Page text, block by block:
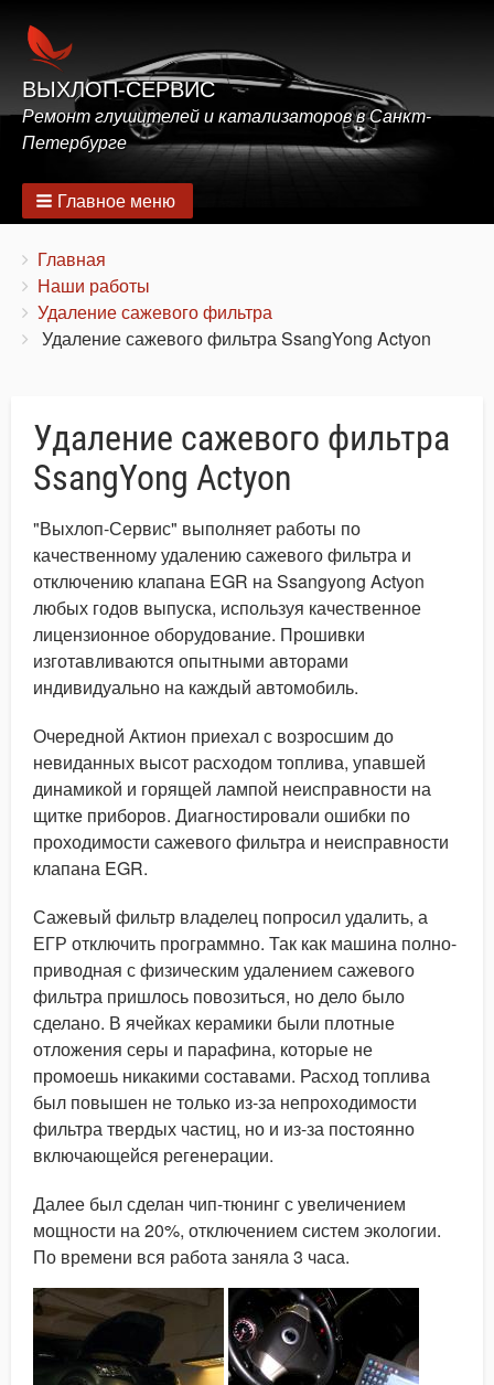
ВЫХЛОП-СЕРВИС
Ремонт глушителей и катализаторов в Санкт-
Петербурге
Главное меню
Строка
навигации
You
are
here:
Главная
Наши работы
Удаление сажевого фильтра
Удаление сажевого фильтра SsangYong Actyon
Удаление сажевого фильтра
SsangYong Actyon
"Выхлоп-Сервис" выполняет работы по
качественному удалению сажевого фильтра и
отключению клапана EGR на Ssangyong Actyon
любых годов выпуска, используя качественное
лицензионное оборудование. Прошивки
изготавливаются опытными авторами
индивидуально на каждый автомобиль.
Очередной Актион приехал с возросшим до
невиданных высот расходом топлива, упавшей
динамикой и горящей лампой неисправности на
щитке приборов. Диагностировали ошибки по
проходимости сажевого фильтра и неисправности
клапана EGR.
Сажевый фильтр владелец попросил удалить, а
ЕГР отключить программно. Так как машина полно-
приводная с физическим удалением сажевого
фильтра пришлось повозиться, но дело было
сделано. В ячейках керамики были плотные
отложения серы и парафина, которые не
промоешь никакими составами. Расход топлива
был повышен не только из-за непроходимости
фильтра твердых частиц, но и из-за постоянно
включающейся регенерации.
Далее был сделан чип-тюнинг с увеличением
мощности на 20%, отключением систем экологии.
По времени вся работа заняла 3 часа.